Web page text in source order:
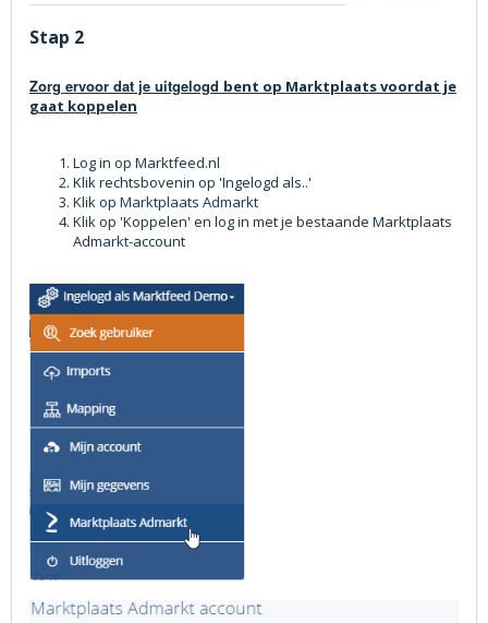
Stap 2
Zorg ervoor dat je uitgelogd bent op Marktplaats voordat je
gaat koppelen
Log in op Marktfeed.nl
Klik rechtsbovenin op 'Ingelogd als..'
Klik op Marktplaats Admarkt
Klik op 'Koppelen' en log in met je bestaande Marktplaats
Admarkt-account